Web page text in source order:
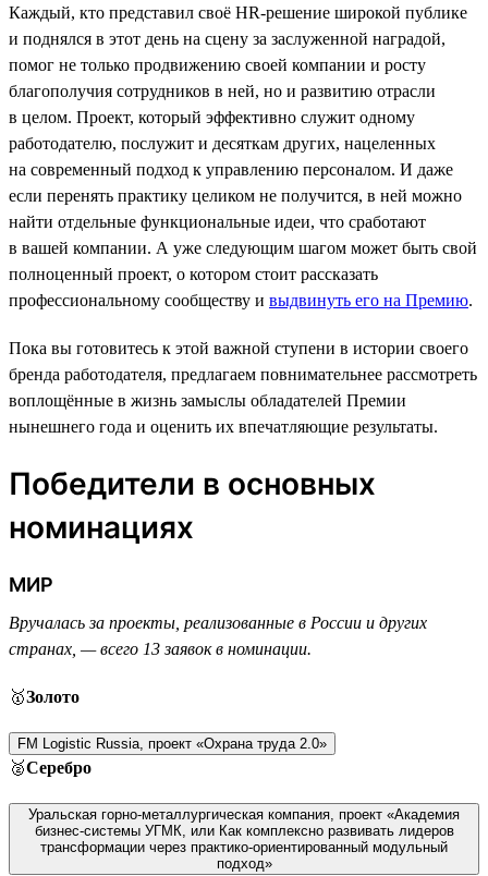
Каждый, кто представил своё HR-решение широкой публике
и поднялся в этот день на сцену за заслуженной наградой,
помог не только продвижению своей компании и росту
благополучия сотрудников в ней, но и развитию отрасли
в целом. Проект, который эффективно служит одному
работодателю, послужит и десяткам других, нацеленных
на современный подход к управлению персоналом. И даже
если перенять практику целиком не получится, в ней можно
найти отдельные функциональные идеи, что сработают
в вашей компании. А уже следующим шагом может быть свой
полноценный проект, о котором стоит рассказать
профессиональному сообществу и выдвинуть его на Премию.
Пока вы готовитесь к этой важной ступени в истории своего
бренда работодателя, предлагаем повнимательнее рассмотреть
воплощённые в жизнь замыслы обладателей Премии
нынешнего года и оценить их впечатляющие результаты.
Победители в основных
номинациях
МИР
Вручалась за проекты, реализованные в России и других
странах, — всего 13 заявок в номинации.
🥇Золото
FM Logistic Russia, проект «Охрана труда 2.0»
🥈Серебро
Уральская горно-металлургическая компания, проект «Академия
бизнес-системы УГМК, или Как комплексно развивать лидеров
трансформации через практико-ориентированный модульный
подход»